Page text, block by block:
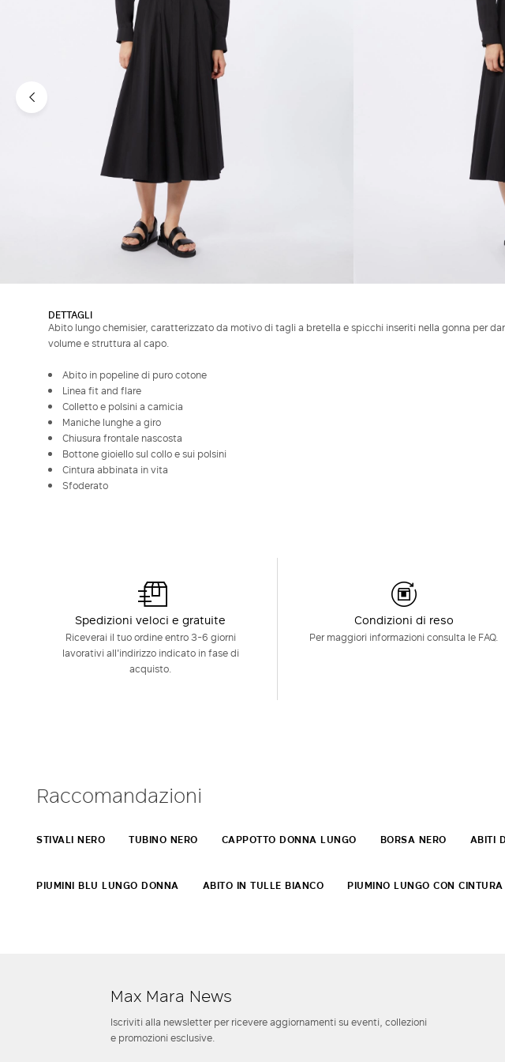
DETTAGLI
Abito lungo chemisier, caratterizzato da motivo di tagli a bretella e spicchi inseriti nella gonna per
volume e struttura al capo.
Abito in popeline di puro cotone
Linea fit and flare
Colletto e polsini a camicia
Maniche lunghe a giro
Chiusura frontale nascosta
Bottone gioiello sul collo e sui polsini
Cintura abbinata in vita
Sfoderato
Spedizioni veloci e gratuite
Riceverai il tuo ordine entro 3-6 giorni
lavorativi all'indirizzo indicato in fase di
acquisto.
Condizioni di reso
Per maggiori informazioni consulta le FAQ.
Raccomandazioni
STIVALI NERO TUBINO NERO CAPPOTTO DONNA LUNGO BORSA NERO ABITI
PIUMINI BLU LUNGO DONNA ABITO IN TULLE BIANCO PIUMINO LUNGO CON CINTURA
Max Mara News
Iscriviti alla newsletter per ricevere aggiornamenti su eventi, collezioni
e promozioni esclusive.
Non hai un